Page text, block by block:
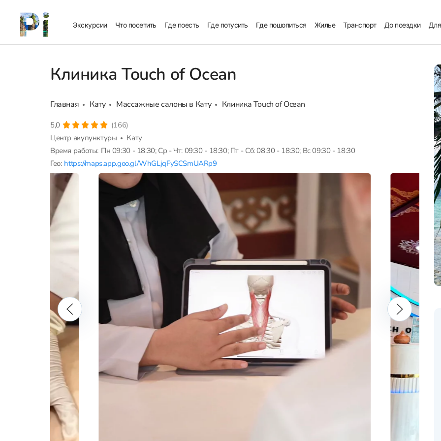
Экскурсии Что посетить Где поесть Где потусить Где пошопиться Жилье Транспорт До поездки
Клиника Touch of Ocean
Главная Кату Массажные салоны в Кату Клиника Touch of Ocean
5,0
(166)
Центр акупунктуры
Кату
Время работы: Пн 09:30 - 18:30; Ср - Чт: 09:30 - 18:30; Пт - Сб: 08:30 - 18:30; Вс 09:30 - 18:30
Гео: https://maps.app.goo.gl/WhGLjqFySCSmUARp9